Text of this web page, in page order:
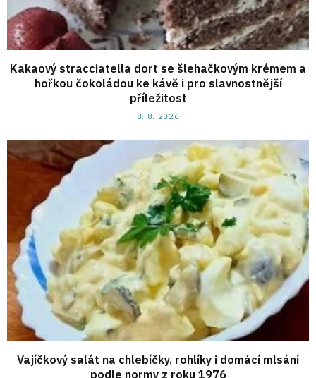
Kakaový stracciatella dort se šlehačkovým krémem a
hořkou čokoládou ke kávě i pro slavnostnější
příležitost
8. 8. 2026
Vajíčkový salát na chlebíčky, rohlíky i domácí mlsání
podle normy z roku 1976